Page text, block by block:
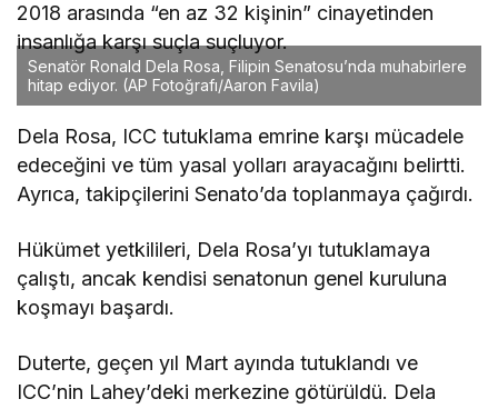
2018 arasında “en az 32 kişinin” cinayetinden
insanlığa karşı suçla suçluyor.
Senatör Ronald Dela Rosa, Filipin Senatosu’nda muhabirlere
hitap ediyor. (AP Fotoğrafı/Aaron Favila)
Dela Rosa, ICC tutuklama emrine karşı mücadele
edeceğini ve tüm yasal yolları arayacağını belirtti.
Ayrıca, takipçilerini Senato’da toplanmaya çağırdı.
Hükümet yetkilileri, Dela Rosa’yı tutuklamaya
çalıştı, ancak kendisi senatonun genel kuruluna
koşmayı başardı.
Duterte, geçen yıl Mart ayında tutuklandı ve
ICC’nin Lahey’deki merkezine götürüldü. Dela